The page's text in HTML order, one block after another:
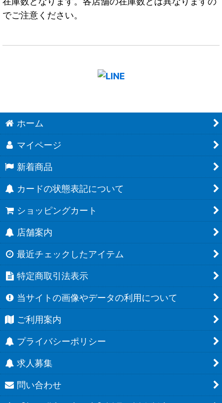
でご注意ください。
ホーム
マイページ
新着商品
カードの状態表記について
ショッピングカート
店舗案内
最近チェックしたアイテム
特定商取引法表示
当サイトの画像やデータの利用について
ご利用案内
プライバシーポリシー
求人募集
問い合わせ